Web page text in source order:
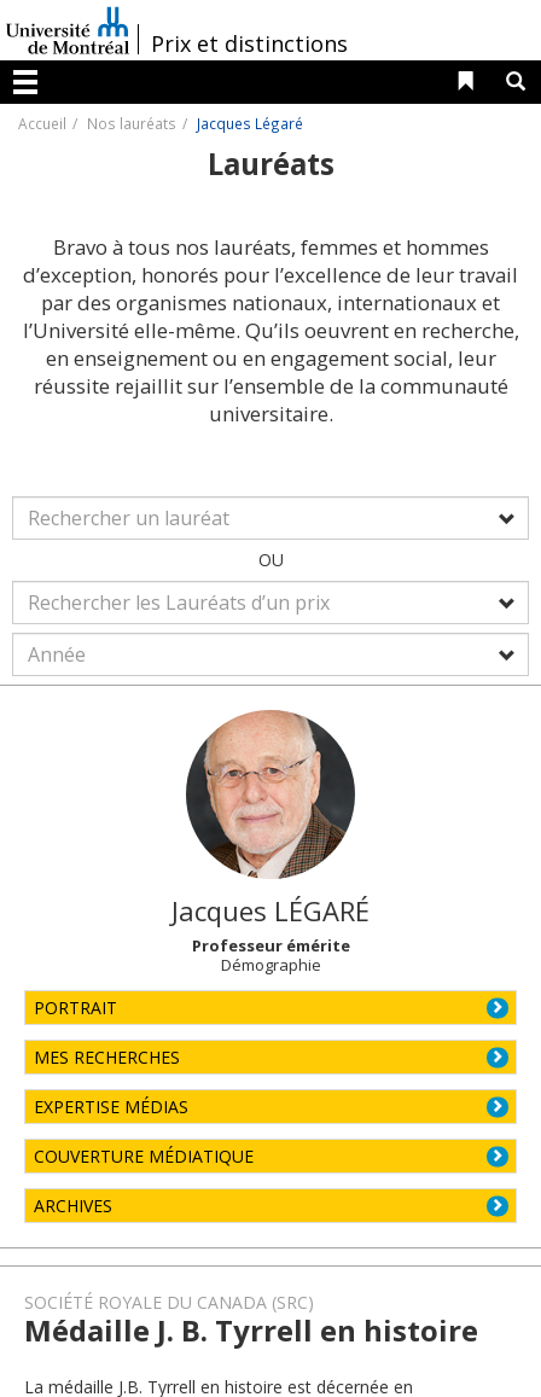
au
contenu
/Prix et distinctions
Menu
Liens
Accueil Nos lauréats Jacques Légaré
Lauréats
Bravo à tous nos lauréats, femmes et hommes
d’exception, honorés pour l’excellence de leur travail
par des organismes nationaux, internationaux et
l’Université elle-même. Qu’ils oeuvrent en recherche,
en enseignement ou en engagement social, leur
réussite rejaillit sur l’ensemble de la communauté
universitaire.
OU
Jacques LÉGARÉ
Professeur émérite
Démographie
PORTRAIT
MES RECHERCHES
EXPERTISE MÉDIAS
COUVERTURE MÉDIATIQUE
ARCHIVES
SOCIÉTÉ ROYALE DU CANADA (SRC)
Médaille J. B. Tyrrell en histoire
La médaille J.B. Tyrrell en histoire est décernée en